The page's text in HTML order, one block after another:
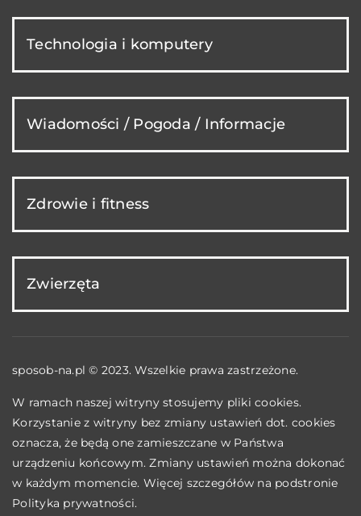
Technologia i komputery
Wiadomości / Pogoda / Informacje
Zdrowie i fitness
Zwierzęta
sposob-na.pl © 2023. Wszelkie prawa zastrzeżone.
W ramach naszej witryny stosujemy pliki cookies.
Korzystanie z witryny bez zmiany ustawień dot. cookies
oznacza, że będą one zamieszczane w Państwa
urządzeniu końcowym. Zmiany ustawień można dokonać
w każdym momencie. Więcej szczegółów na podstronie
Polityka prywatności.